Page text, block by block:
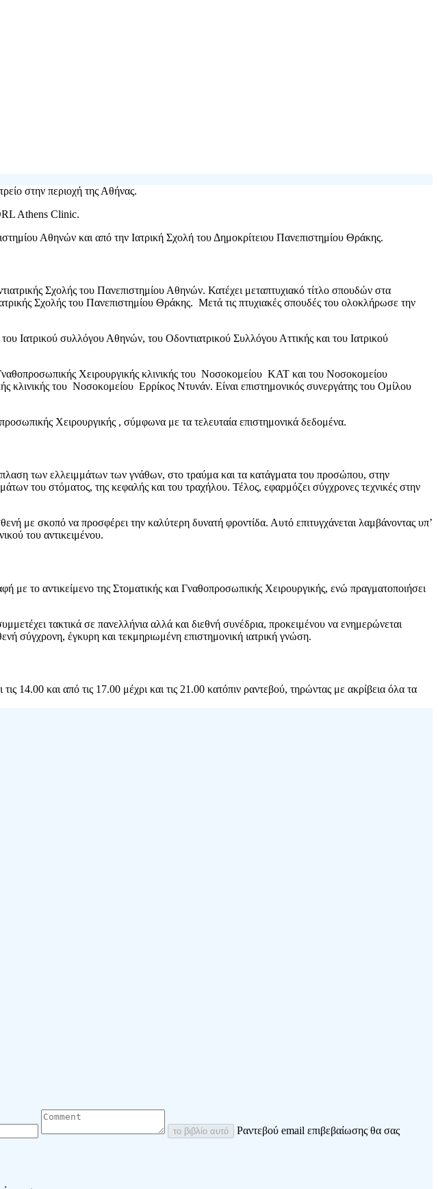
στην περιοχή της Αθήνας.
Athens Clinic.
Αθηνών και από την Ιατρική Σχολή του Δημοκρίτειου Πανεπιστημίου Θράκης.
Σχολής του Πανεπιστημίου Αθηνών. Κατέχει μεταπτυχιακό τίτλο σπουδών στα
Σχολής του Πανεπιστημίου Θράκης. Μετά τις πτυχιακές σπουδές του ολοκλήρωσε την
Ιατρικού συλλόγου Αθηνών, του Οδοντιατρικού Συλλόγου Αττικής και του Ιατρικού
Χειρουργικής κλινικής του Νοσοκομείου ΚΑΤ και του Νοσοκομείου
κλινικής του Νοσοκομείου Ερρίκος Ντυνάν. Είναι επιστημονικός συνεργάτης του Ομίλου
Χειρουργικής , σύμφωνα με τα τελευταία επιστημονικά δεδομένα.
των ελλειμμάτων των γνάθων, στο τραύμα και τα κατάγματα του προσώπου, στην
του στόματος, της κεφαλής και του τραχήλου. Τέλος, εφαρμόζει σύγχρονες τεχνικές στην
με σκοπό να προσφέρει την καλύτερη δυνατή φροντίδα. Αυτό επιτυγχάνεται λαμβάνοντας υπ’
του αντικειμένου.
το αντικείμενο της Στοματικής και Γναθοπροσωπικής Χειρουργικής, ενώ πραγματοποιήσει
τακτικά σε πανελλήνια αλλά και διεθνή συνέδρια, προκειμένου να ενημερώνεται
σύγχρονη, έγκυρη και τεκμηριωμένη επιστημονική ιατρική γνώση.
14.00 και από τις 17.00 μέχρι και τις 21.00 κατόπιν ραντεβού, τηρώντας με ακρίβεια όλα τα
το βιβλίο αυτό
Ραντεβού email επιβεβαίωσης θα σας